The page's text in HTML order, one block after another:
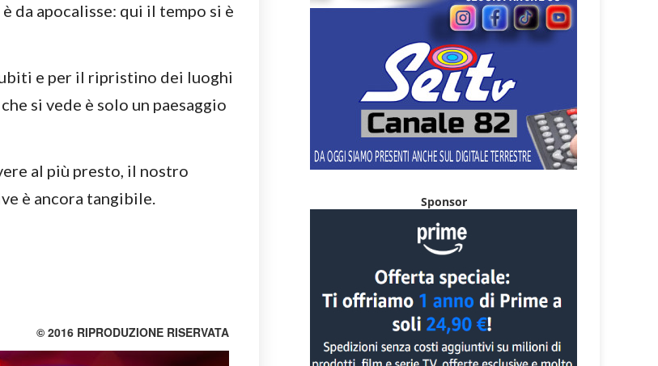
da apocalisse: qui il tempo si è
e per il ripristino dei luoghi
si vede è solo un paesaggio
al più presto, il nostro
è ancora tangibile.
© 2016 RIPRODUZIONE RISERVATA
Sponsor